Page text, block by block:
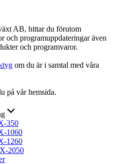
AB, hittar du förutom
och programuppdateringar även
och programvaror.
om du är i samtal med våra
på vår hemsida.
350
1060
1260
2050